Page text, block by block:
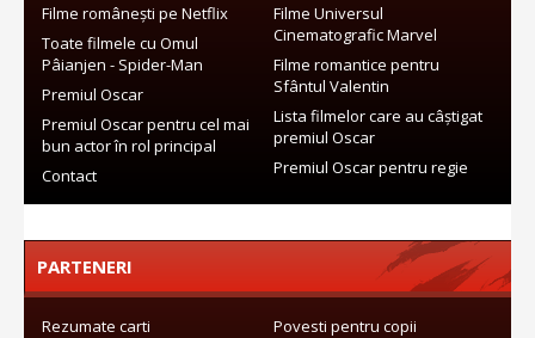
Filme românești pe Netflix
Filme Universul
Cinematografic Marvel
Toate filmele cu Omul
Pâianjen - Spider-Man
Filme romantice pentru
Sfântul Valentin
Premiul Oscar
Lista filmelor care au câștigat
premiul Oscar
Premiul Oscar pentru cel mai
bun actor în rol principal
Premiul Oscar pentru regie
Contact
PARTENERI
Rezumate carti
Povesti pentru copii